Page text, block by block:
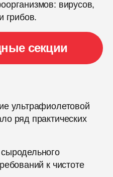
вирусов,
грибов.
секции
ультрафиолетовой
ряд практических
к чистоте